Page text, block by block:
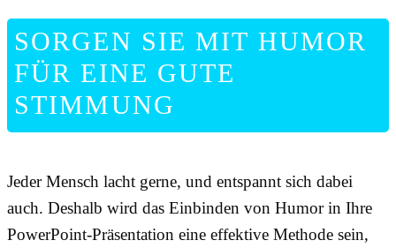
SORGEN SIE MIT HUMOR
FÜR EINE GUTE
STIMMUNG
Jeder Mensch lacht gerne, und entspannt sich dabei
auch. Deshalb wird das Einbinden von Humor in Ihre
PowerPoint-Präsentation eine effektive Methode sein,